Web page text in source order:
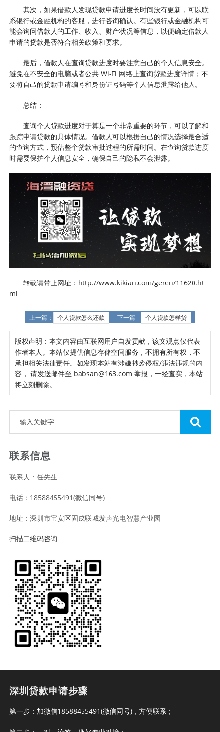
其次，如果借款人发现贷款申请进度长时间没有更新，可以联
系银行或金融机构的客服，进行咨询确认。有些银行或金融机构可
能会询问借款人的工作、收入、财产状况等信息，以便确定借款人
申请的贷款是否符合相关政策和要求。
最后，借款人在查询贷款进度时要注意自己的个人信息安全。
避免在不安全的电脑或者公共 Wi-Fi 网络上查询贷款进度详情；不
要将自己的贷款申请编号和身份证号码等个人信息泄露给他人。
总结：
查询个人贷款进度对于算是一个非常重要的环节，可以了解和
跟踪申请贷款的具体情况。借款人可以根据自己的情况选择最合适
的查询方式，预估整个贷款审批过程的所需时间。在查询贷款进度
时需要保护个人信息安全，确保自己的隐私不会泄露。
转载请带上网址：http://www.kikian.com/geren/11620.ht
ml
上一篇： 个人贷款怎么还款 下一篇： 个人贷款怎样贷
版权声明：本文内容由互联网用户自发贡献，该文观点仅代表
作者本人。本站仅提供信息存储空间服务，不拥有所有权，不
承担相关法律责任。如发现本站有涉嫌抄袭侵权/违法违规的内
容， 请发送邮件至 babsan@163.com 举报，一经查实，本站
将立刻删除。
联系信息
联系人：任先生
电话：18588455491(微信同号)
地址：深圳市宝安区固戍联城发声光电智慧产业园
扫描二维码咨询
深圳贷款申请步骤
第一步：加微信18588455491(微信同号)，方便联系；